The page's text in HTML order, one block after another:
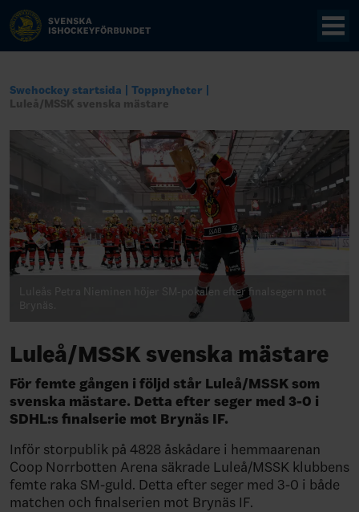
Swehockey startsida
Toppnyheter
Luleå/MSSK svenska mästare
Luleås Petra Nieminen höjer SM-pokalen efter finalsegern mot
Brynäs.
Luleå/MSSK svenska mästare
För femte gången i följd står Luleå/MSSK som
svenska mästare. Detta efter seger med 3-0 i
SDHL:s finalserie mot Brynäs IF.
Inför storpublik på 4828 åskådare i hemmaarenan
Coop Norrbotten Arena säkrade Luleå/MSSK klubbens
femte raka SM-guld. Detta efter seger med 3-0 i både
matchen och finalserien mot Brynäs IF.